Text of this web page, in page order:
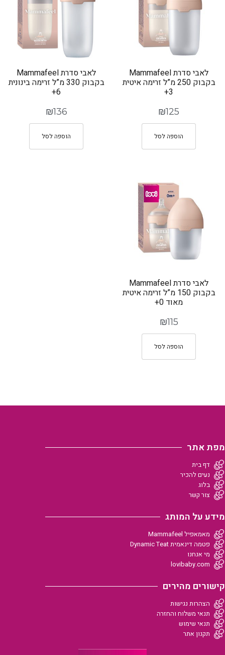
לאבי סדרת Mammafeel
בקבוק 250 מ”ל זרימה איטית
3+
₪125
הוספה לסל
לאבי סדרת Mammafeel
בקבוק 330 מ”ל זרימה בינונית
6+
₪136
הוספה לסל
לאבי סדרת Mammafeel
בקבוק 150 מ”ל זרימה איטית
מאוד 0+
₪115
הוספה לסל
מפת אתר
דף בית
נעים להכיר
בלוג
צור קשר
מידע על המותג
מאמאפיל Mammafeel
פטמה דינאמית Dynamic Teat
מי אנחנו
lovibaby.com
קישורים מהירים
הצהרות נגישות
תנאי משלוח והחזרה
תנאי שימוש
תקנון אתר